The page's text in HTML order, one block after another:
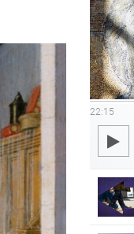
22:15